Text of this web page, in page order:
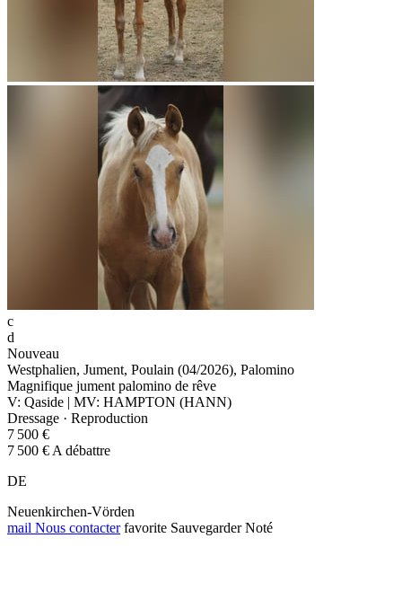
c
d
Nouveau
Westphalien, Jument, Poulain (04/2026), Palomino
Magnifique jument palomino de rêve
V: Qaside | MV: HAMPTON (HANN)
Dressage · Reproduction
7 500 €
7 500 € A débattre
DE
Neuenkirchen-Vörden
mail Nous contacter favorite Sauvegarder Noté